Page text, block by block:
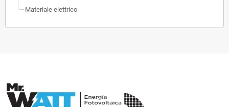
Materiale elettrico